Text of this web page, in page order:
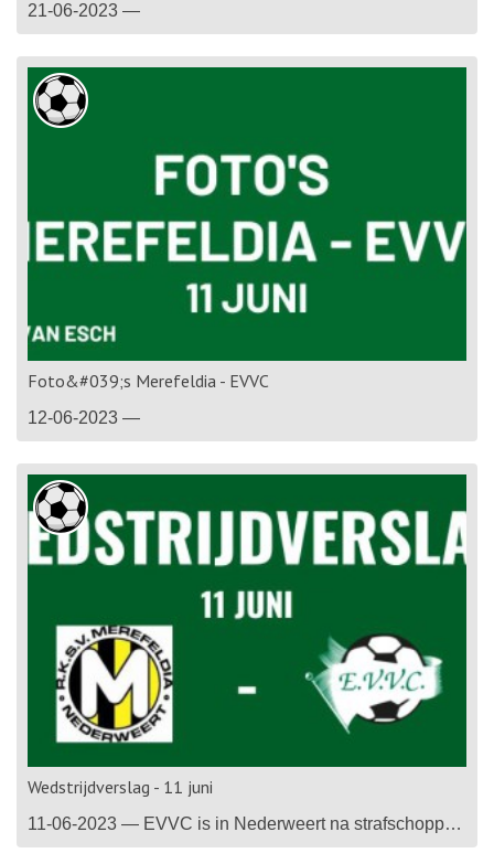
21-06-2023 —
Foto&#039;s Merefeldia - EVVC
12-06-2023 —
Wedstrijdverslag - 11 juni
11-06-2023 — EVVC is in Nederweert na strafschoppen ten onder gegaan tegen Merefeldia. In een ware slijtageslag van 120 minuten voetbal in tropische omstandigheden produceerden beide teams één treffer, waardoor de beslissing viel in een bloedstollende strafschoppenreeks. Mede door de spanning en het bloedhete weer brachten beide teams een weinig verheffend, maa...